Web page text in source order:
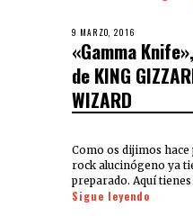
9 MARZO, 2016
«Gamma
de KING
WIZARD
Como os dijimos hace
rock alucinógeno ya
preparado. Aquí
Sigue leyendo